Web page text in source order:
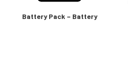
Battery Pack – Battery